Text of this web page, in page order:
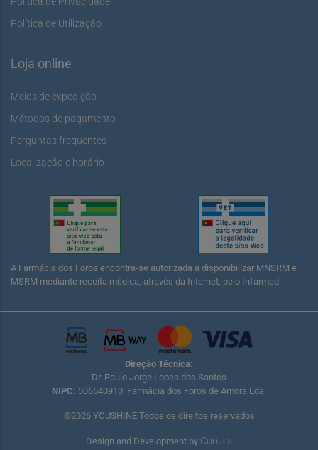
Política de Utilização
Loja online
Meios de expedição
Métodos de pagamento
Perguntas frequentes
Localização e horário
A Farmácia dos Foros encontra-se autorizada a disponibilizar MNSRM e
MSRM mediante receita médica, através da Internet, pelo Infarmed
Direção Técnica:
Dr. Paulo Jorge Lopes dos Santos
NIPC: 506540910, Farmácia dos Foros de Amora Lda.
©2026 YOUSHINE Todos os direitos reservados
Design and Development by Coolsis